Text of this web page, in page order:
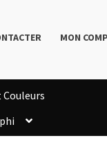
MON
Couleurs